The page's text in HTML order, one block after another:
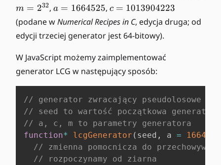
m = 232, a
=
6
6
4
5
2
5
a = 1664525, c
=
1
0
3
9
0
4
2
2
3
c = 1013904223
(podane wNumerical Recipes in C, edycja druga; od
edycji trzeciej generator jest 64-bitowy).
W JavaScript możemy zaimplementować
generator LCG w następujący sposób:
// generator zwracający pseudolosowe
// seed to wartość początkowa
// a, c, m to parametry generatora
function* lcgGenerator ( seed , a =
1664525
// zmienna pomocnicza do
// rozpoczynamy od ziarna